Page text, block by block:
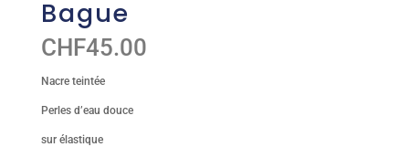
Bague
CHF45.00
Nacre teintée
Perles d’eau douce
sur élastique